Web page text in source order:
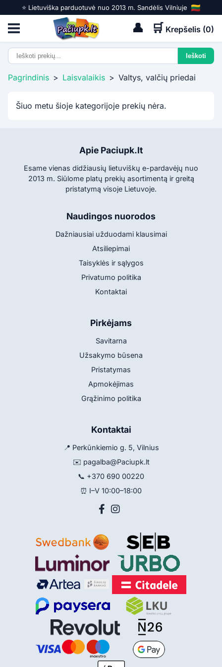
⭐️ Lietuviška parduotuvė nuo 2013 m. Sandėlis Vilniuje
👤 🛒 Krepšelis (0)
Pagrindinis > Laisvalaikis > Valtys, valčių priedai
Šiuo metu šioje kategorijoje prekių nėra.
Apie Paciupk.lt
Esame vienas didžiausių lietuviškų e-pardavėjų nuo
2013 m. Siūlome platų prekių asortimentą ir greitą
pristatymą visoje Lietuvoje.
Naudingos nuorodos
Dažniausiai užduodami klausimai
Atsiliepimai
Taisyklės ir sąlygos
Privatumo politika
Kontaktai
Pirkėjams
Savitarna
Užsakymo būsena
Pristatymas
Apmokėjimas
Grąžinimo politika
Kontaktai
📍 Perkūnkiemio g. 5, Vilnius
✉️ pagalba@Paciupk.lt
📞 +370 690 00220
⏰ I–V 10:00–18:00